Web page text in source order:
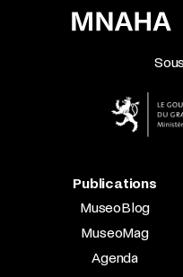
Publications
MuseoBlog
MuseoMag
Agenda